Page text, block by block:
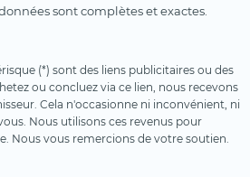
sont complètes et exactes.
(*) sont des liens publicitaires ou des
ou concluez via ce lien, nous recevons
Cela n'occasionne ni inconvénient, ni
Nous utilisons ces revenus pour
Nous vous remercions de votre soutien.